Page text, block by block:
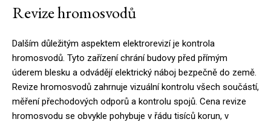
Revize hromosvodů
Dalším důležitým aspektem elektrorevizí je kontrola
hromosvodů. Tyto zařízení chrání budovy před přímým
úderem blesku a odvádějí elektrický náboj bezpečně do země.
Revize hromosvodů zahrnuje vizuální kontrolu všech součástí,
měření přechodových odporů a kontrolu spojů. Cena revize
hromosvodu se obvykle pohybuje v řádu tisíců korun, v